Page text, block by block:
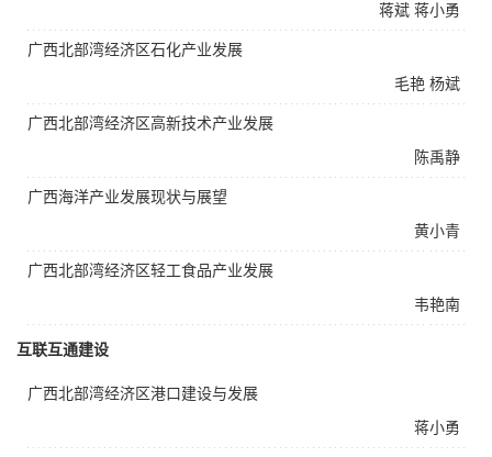
蒋斌 蒋小勇
毛艳 杨斌
广西北部湾经济区石化产业发展
陈禹静
广西北部湾经济区高新技术产业发展
黄小青
广西海洋产业发展现状与展望
韦艳南
广西北部湾经济区轻工食品产业发展
互联互通建设
蒋小勇
广西北部湾经济区港口建设与发展